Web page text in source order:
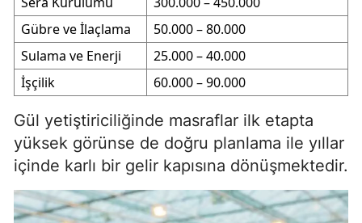
Gübre ve İlaçlama
50.000 – 80.000
Sulama ve Enerji
25.000 – 40.000
İşçilik
60.000 – 90.000
Gül yetiştiriciliğinde masraflar ilk etapta
yüksek görünse de doğru planlama ile yıllar
içinde karlı bir gelir kapısına dönüşmektedir.